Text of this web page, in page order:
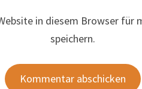
in diesem Browser für
speichern.